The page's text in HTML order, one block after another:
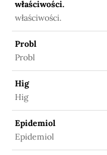
właściwości.
właściwości.
Probl
Probl
Hig
Hig
Epidemiol
Epidemiol